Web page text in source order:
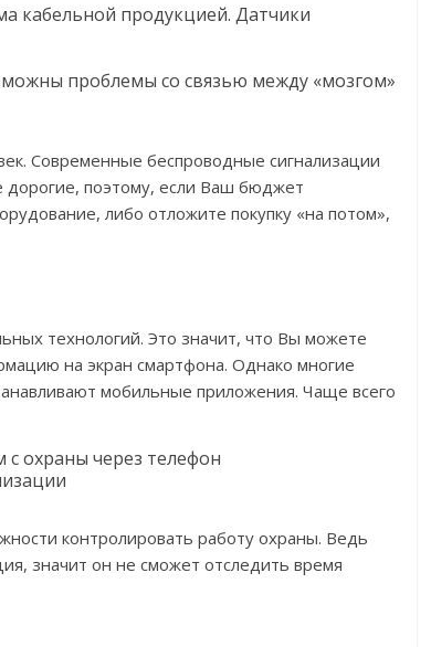
кабельной продукцией. Датчики
проблемы со связью между «мозгом»
Современные беспроводные сигнализации
дорогие, поэтому, если Ваш бюджет
либо отложите покупку «на потом»,
технологий. Это значит, что Вы можете
на экран смартфона. Однако многие
мобильные приложения. Чаще всего
охраны через телефон
контролировать работу охраны. Ведь
значит он не сможет отследить время